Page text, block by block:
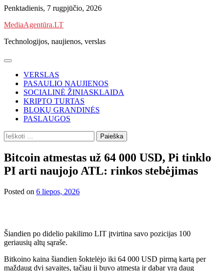
Skip
content
Penktadienis, 7 rugpjūčio, 2026
MediaAgentūra.LT
Technologijos, naujienos, verslas
VERSLAS
PASAULIO NAUJIENOS
SOCIALINĖ ŽINIASKLAIDA
KRIPTO TURTAS
BLOKŲ GRANDINĖS
PASLAUGOS
Ieškoti:
Bitcoin atmestas už 64 000 USD, Pi tinklo
PI arti naujojo ATL: rinkos stebėjimas
Posted on 6 liepos, 2026
Šiandien po didelio pakilimo LIT įtvirtina savo pozicijas 100
geriausių altų sąraše.
Bitkoino kaina šiandien šoktelėjo iki 64 000 USD pirmą kartą per
maždaug dvi savaites, tačiau ji buvo atmesta ir dabar yra daug